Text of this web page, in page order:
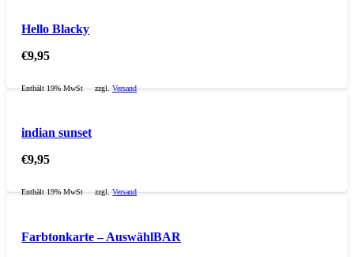
Hello Blacky
€9,95
Enthält 19% MwSt zzgl.Versand
indian sunset
€9,95
Enthält 19% MwSt zzgl.Versand
Farbtonkarte – AuswählBAR